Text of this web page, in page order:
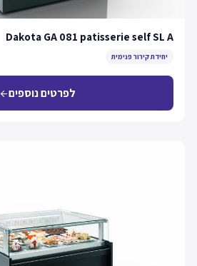
Dakota GA 081 patisserie self SL A
יחידת קירור פנימית
לפרטים נוספיםarrow_back